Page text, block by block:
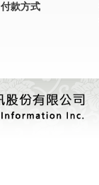
付款方式